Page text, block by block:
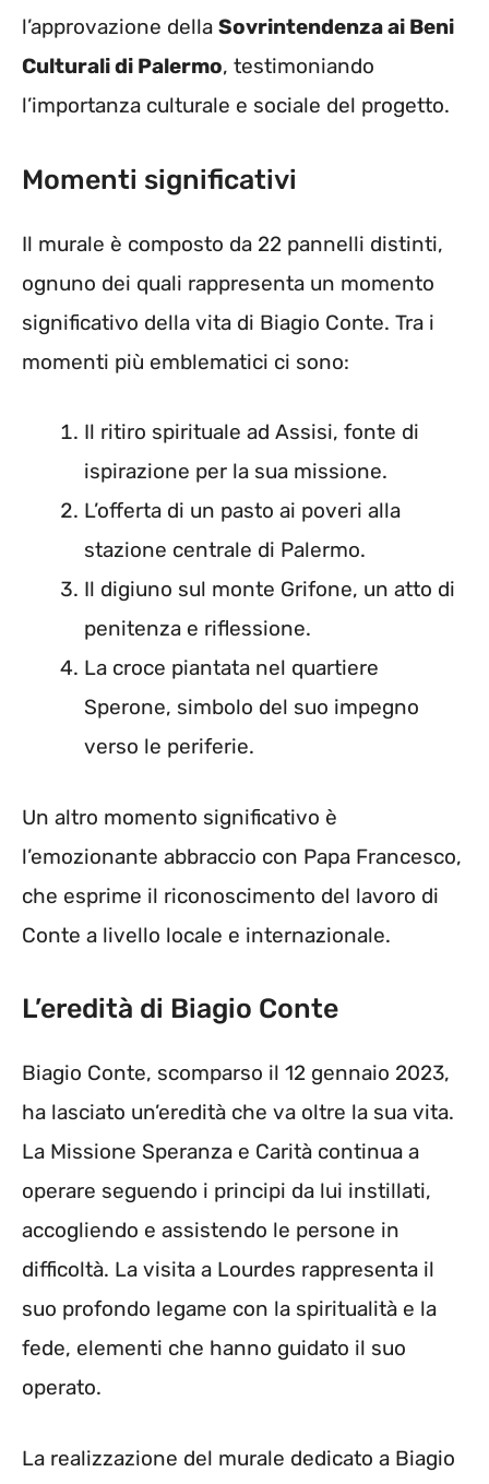
l’approvazione della Sovrintendenza ai Beni
Culturali di Palermo, testimoniando
l’importanza culturale e sociale del progetto.
Momenti significativi
Il murale è composto da 22 pannelli distinti,
ognuno dei quali rappresenta un momento
significativo della vita di Biagio Conte. Tra i
momenti più emblematici ci sono:
Il ritiro spirituale ad Assisi, fonte di
ispirazione per la sua missione.
L’offerta di un pasto ai poveri alla
stazione centrale di Palermo.
Il digiuno sul monte Grifone, un atto di
penitenza e riflessione.
La croce piantata nel quartiere
Sperone, simbolo del suo impegno
verso le periferie.
Un altro momento significativo è
l’emozionante abbraccio con Papa Francesco,
che esprime il riconoscimento del lavoro di
Conte a livello locale e internazionale.
L’eredità di Biagio Conte
Biagio Conte, scomparso il 12 gennaio 2023,
ha lasciato un’eredità che va oltre la sua vita.
La Missione Speranza e Carità continua a
operare seguendo i principi da lui instillati,
accogliendo e assistendo le persone in
difficoltà. La visita a Lourdes rappresenta il
suo profondo legame con la spiritualità e la
fede, elementi che hanno guidato il suo
operato.
La realizzazione del murale dedicato a Biagio